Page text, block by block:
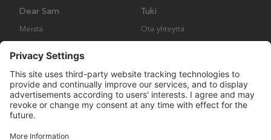
Dear Sam
Meistä
Tuki
Ota yhteyttä
Palautukset ja vaatimukset